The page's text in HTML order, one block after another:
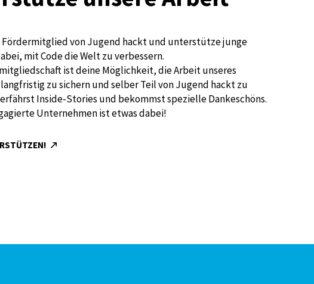
von Jugend hackt und unterstütze junge
mit Code die Welt zu verbessern.
ist deine Möglichkeit, die Arbeit unseres
zu sichern und selber Teil von Jugend hackt zu
Inside-Stories und bekommst spezielle Dankeschöns.
Unternehmen ist etwas dabei!